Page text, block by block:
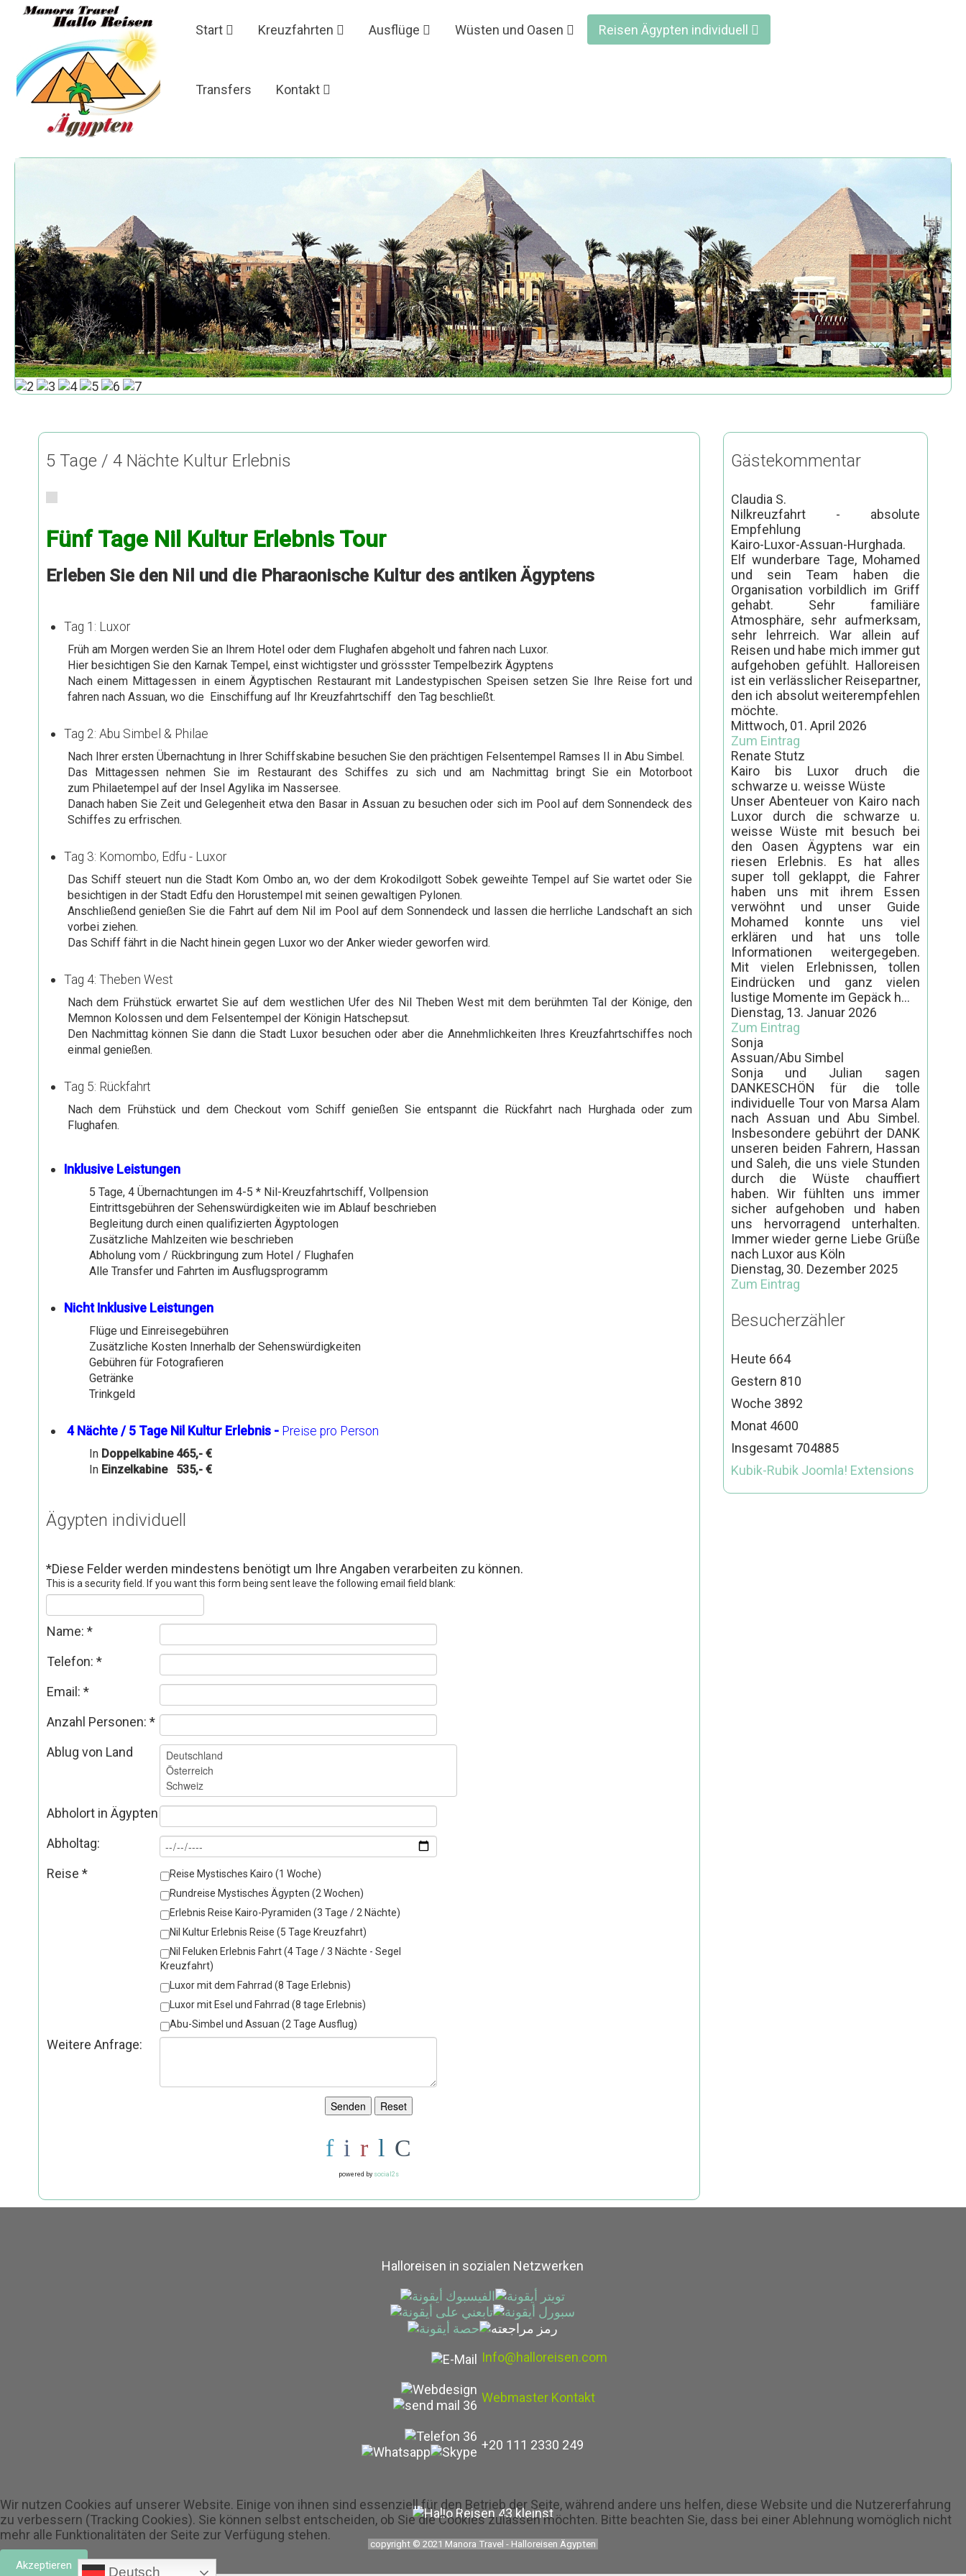
Start Kreuzfahrten Ausflüge Wüsten und Oasen Reisen Ägypten individuell
Transfers Kontakt
Deutsch
5 Tage / 4 Nächte Kultur Erlebnis
Fünf Tage Nil Kultur Erlebnis Tour
Erleben Sie den Nil und die Pharaonische Kultur des antiken Ägyptens
Tag 1: Luxor
Früh am Morgen werden Sie an Ihrem Hotel oder dem Flughafen abgeholt und fahren nach Luxor.
Hier besichtigen Sie den Karnak Tempel, einst wichtigster und grössster Tempelbezirk Ägyptens
Nach einem Mittagessen in einem Ägyptischen Restaurant mit Landestypischen Speisen setzen Sie Ihre Reise fort und
fahren nach Assuan, wo die Einschiffung auf Ihr Kreuzfahrtschiff den Tag beschließt.
Tag 2: Abu Simbel & Philae
Nach Ihrer ersten Übernachtung in Ihrer Schiffskabine besuchen Sie den prächtigen Felsentempel Ramses II in Abu Simbel.
Das Mittagessen nehmen Sie im Restaurant des Schiffes zu sich und am Nachmittag bringt Sie ein Motorboot
zum Philaetempel auf der Insel Agylika im Nassersee.
Danach haben Sie Zeit und Gelegenheit etwa den Basar in Assuan zu besuchen oder sich im Pool auf dem Sonnendeck des
Schiffes zu erfrischen.
Tag 3: Komombo, Edfu - Luxor
Das Schiff steuert nun die Stadt Kom Ombo an, wo der dem Krokodilgott Sobek geweihte Tempel auf Sie wartet oder Sie
besichtigen in der Stadt Edfu den Horustempel mit seinen gewaltigen Pylonen.
Anschließend genießen Sie die Fahrt auf dem Nil im Pool auf dem Sonnendeck und lassen die herrliche Landschaft an sich
vorbei ziehen.
Das Schiff fährt in die Nacht hinein gegen Luxor wo der Anker wieder geworfen wird.
Tag 4: Theben West
Nach dem Frühstück erwartet Sie auf dem westlichen Ufer des Nil Theben West mit dem berühmten Tal der Könige, den
Memnon Kolossen und dem Felsentempel der Königin Hatschepsut.
Den Nachmittag können Sie dann die Stadt Luxor besuchen oder aber die Annehmlichkeiten Ihres Kreuzfahrtschiffes noch
einmal genießen.
Tag 5: Rückfahrt
Nach dem Frühstück und dem Checkout vom Schiff genießen Sie entspannt die Rückfahrt nach Hurghada oder zum
Flughafen.
Inklusive Leistungen
5 Tage, 4 Übernachtungen im 4-5 * Nil-Kreuzfahrtschiff, Vollpension
Eintrittsgebühren der Sehenswürdigkeiten wie im Ablauf beschrieben
Begleitung durch einen qualifizierten Ägyptologen
Zusätzliche Mahlzeiten wie beschrieben
Abholung vom / Rückbringung zum Hotel / Flughafen
Alle Transfer und Fahrten im Ausflugsprogramm
Nicht Inklusive Leistungen
Flüge und Einreisegebühren
Zusätzliche Kosten Innerhalb der Sehenswürdigkeiten
Gebühren für Fotografieren
Getränke
Trinkgeld
4 Nächte / 5 Tage Nil Kultur Erlebnis -Preise pro Person
In Doppelkabine 465,- €
In Einzelkabine 535,- €
Ägypten individuell
*Diese Felder werden mindestens benötigt um Ihre Angaben verarbeiten zu können.
This is a security field. If you want this form being sent leave the following email field blank:
Name: *
Telefon: *
Email: *
Anzahl Personen: *
Ablug von Land
Abholort in Ägypten
Abholtag:
Reise *
Reise Mystisches Kairo (1 Woche)
Rundreise Mystisches Ägypten (2 Wochen)
Erlebnis Reise Kairo-Pyramiden (3 Tage / 2 Nächte)
Nil Kultur Erlebnis Reise (5 Tage Kreuzfahrt)
Nil Feluken Erlebnis Fahrt (4 Tage / 3 Nächte - Segel
Kreuzfahrt)
Luxor mit dem Fahrrad (8 Tage Erlebnis)
Luxor mit Esel und Fahrrad (8 tage Erlebnis)
Abu-Simbel und Assuan (2 Tage Ausflug)
Weitere Anfrage:
powered by social2s
Gästekommentar
Claudia S.
Nilkreuzfahrt - absolute
Empfehlung
Kairo-Luxor-Assuan-Hurghada.
Elf wunderbare Tage, Mohamed
und sein Team haben die
Organisation vorbildlich im Griff
gehabt. Sehr familiäre
Atmosphäre, sehr aufmerksam,
sehr lehrreich. War allein auf
Reisen und habe mich immer gut
aufgehoben gefühlt. Halloreisen
ist ein verlässlicher Reisepartner,
den ich absolut weiterempfehlen
möchte.
Mittwoch, 01. April 2026
Zum Eintrag
Renate Stutz
Kairo bis Luxor druch die
schwarze u. weisse Wüste
Unser Abenteuer von Kairo nach
Luxor durch die schwarze u.
weisse Wüste mit besuch bei
den Oasen Ägyptens war ein
riesen Erlebnis. Es hat alles
super toll geklappt, die Fahrer
haben uns mit ihrem Essen
verwöhnt und unser Guide
Mohamed konnte uns viel
erklären und hat uns tolle
Informationen weitergegeben.
Mit vielen Erlebnissen, tollen
Eindrücken und ganz vielen
lustige Momente im Gepäck h...
Dienstag, 13. Januar 2026
Zum Eintrag
Sonja
Assuan/Abu Simbel
Sonja und Julian sagen
DANKESCHÖN für die tolle
individuelle Tour von Marsa Alam
nach Assuan und Abu Simbel.
Insbesondere gebührt der DANK
unseren beiden Fahrern, Hassan
und Saleh, die uns viele Stunden
durch die Wüste chauffiert
haben. Wir fühlten uns immer
sicher aufgehoben und haben
uns hervorragend unterhalten.
Immer wieder gerne Liebe Grüße
nach Luxor aus Köln
Dienstag, 30. Dezember 2025
Zum Eintrag
Besucherzähler
Heute 664
Gestern 810
Woche 3892
Monat 4600
Insgesamt 704885
Kubik-Rubik Joomla! Extensions
Halloreisen in sozialen Netzwerken
Info@halloreisen.com
Webmaster Kontakt
+20 111 2330 249
copyright © 2021 Manora Travel - Halloreisen Ägypten
Wir nutzen Cookies auf unserer Website. Einige von ihnen sind essenziell für den Betrieb der Seite, während andere uns helfen, diese Website und die Nutzererfahrung
zu verbessern (Tracking Cookies). Sie können selbst entscheiden, ob Sie die Cookies zulassen möchten. Bitte beachten Sie, dass bei einer Ablehnung womöglich nicht
mehr alle Funktionalitäten der Seite zur Verfügung stehen.
Akzeptieren